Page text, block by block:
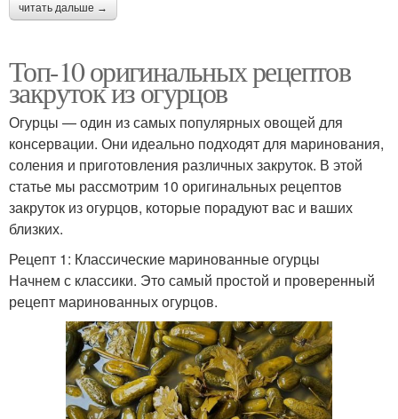
читать дальше →
Топ-10 оригинальных рецептов
закруток из огурцов
Огурцы — один из самых популярных овощей для
консервации. Они идеально подходят для маринования,
соления и приготовления различных закруток. В этой
статье мы рассмотрим 10 оригинальных рецептов
закруток из огурцов, которые порадуют вас и ваших
близких.
Рецепт 1: Классические маринованные огурцы
Начнем с классики. Это самый простой и проверенный
рецепт маринованных огурцов.